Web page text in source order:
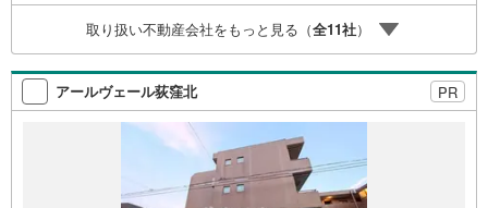
なの？■分からない事、何でもご相談下さい。■随時！内覧
可能です！■平日・土日・祝祭日…日程・時間はいつでも調
整可能。ご指定の場所にお車でお迎えに上がります。■不動
産購入のご相談も随時開催中！■ ○住宅ローンのご相談
○買換えのご相談 ○ご自宅査定のご相談 ○弊社買取も行
っております！
取り扱い不動産会社をもっと見る（全11社）
アールヴェール荻窪北 PR